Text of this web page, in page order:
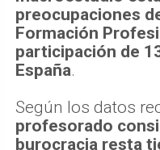
preocupaciones
Formación
participación de
España.
Según los datos
profesorado
burocracia resta